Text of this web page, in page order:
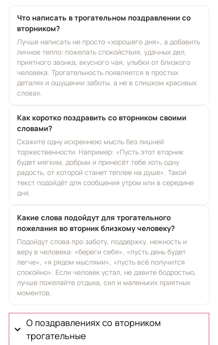
Что написать в трогательном поздравлении со
вторником?
Лучше написать не просто «хорошего дня», а добавить
личное тепло: пожелать спокойствия, удачных дел,
приятного звонка, вкусного чая, улыбки от близкого
человека. Трогательность появляется в простых
деталях и ощущении заботы, а не в слишком красивых
словах.
Как коротко поздравить со вторником своими
словами?
Скажите одну искреннюю мысль без лишней
торжественности. Например: «Пусть этот вторник
будет мягким, добрым и принесёт тебе хоть одну
радость, от которой станет теплее на душе». Такой
текст подойдёт для сообщения утром или в середине
дня.
Какие слова подойдут для трогательного
пожелания во вторник близкому человеку?
Подойдут слова про заботу, поддержку, нежность и
веру в человека: «береги себя», «пусть день будет
легче», «я рядом мыслями», «пусть всё получится
спокойно». Если человек устал, не давите бодростью,
лучше пожелайте отдыха, сил и маленьких приятных
моментов.
О поздравлениях со вторником
трогательные